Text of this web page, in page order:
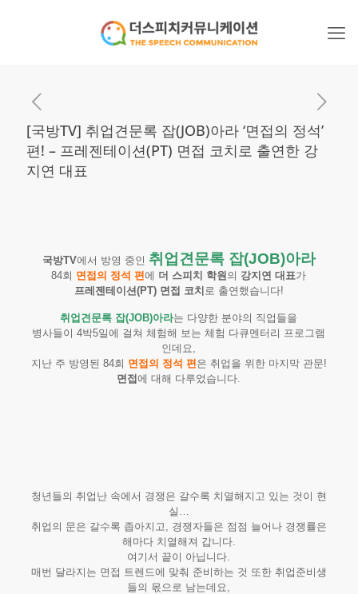
[국방TV] 취업견문록 잡(JOB)아라 ‘면접의 정석’
편! – 프레젠테이션(PT) 면접 코치로 출연한 강
지연 대표
국방TV에서 방영 중인 취업견문록 잡(JOB)아라
84회 면접의 정석 편에 더 스피치 학원 의 강지연 대표가
프레젠테이션(PT) 면접 코치 로 출연했습니다!
취업견문록 잡(JOB)아라는 다양한 분야의 직업들을
병사들이 4박5일에 걸쳐 체험해 보는 체험 다큐멘터리 프로그램
인데요,
지난 주 방영된 84회 면접의 정석 편은 취업을 위한 마지막 관문!
면접에 대해 다루었습니다.
청년들의 취업난 속에서 경쟁은 갈수록 치열해지고 있는 것이 현
실…
취업의 문은 갈수록 좁아지고, 경쟁자들은 점점 늘어나 경쟁률은
해마다 치열해져 갑니다.
여기서 끝이 아닙니다.
매번 달라지는 면접 트렌드에 맞춰 준비하는 것 또한 취업준비생
들의 몫으로 남는데요,